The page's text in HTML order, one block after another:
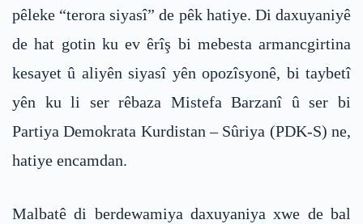
pêleke “terora siyasî” de pêk hatiye. Di daxuyaniyê
de hat gotin ku ev êrîş bi mebesta armancgirtina
kesayet û aliyên siyasî yên opozîsyonê, bi taybetî
yên ku li ser rêbaza Mistefa Barzanî û ser bi
Partiya Demokrata Kurdistan – Sûriya (PDK-S) ne,
hatiye encamdan.
Malbatê di berdewamiya daxuyaniya xwe de bal